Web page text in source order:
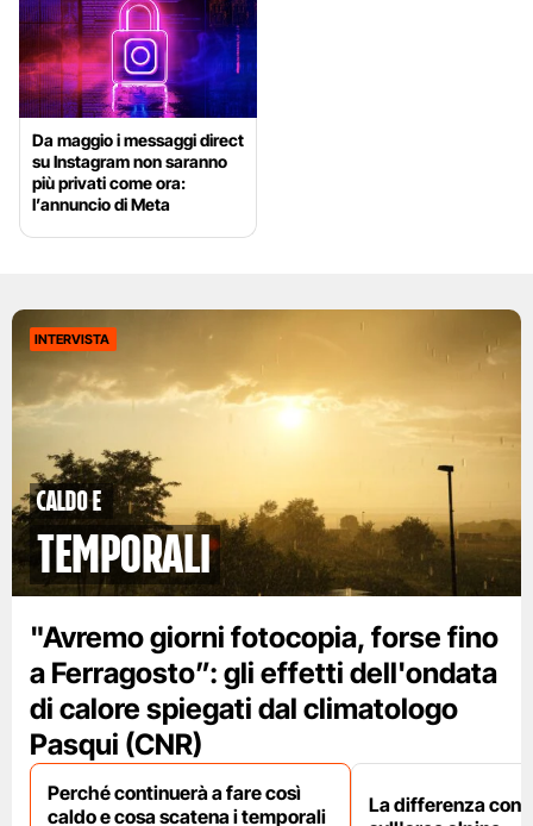
Da maggio i messaggi direct
su Instagram non saranno
più privati come ora:
l’annuncio di Meta
INTERVISTA
caldo e
temporali
"Avremo giorni fotocopia, forse fino
a Ferragosto”: gli effetti dell'ondata
di calore spiegati dal climatologo
Pasqui (CNR)
Perché continuerà a fare così
caldo e cosa scatena i temporali
La differenza con